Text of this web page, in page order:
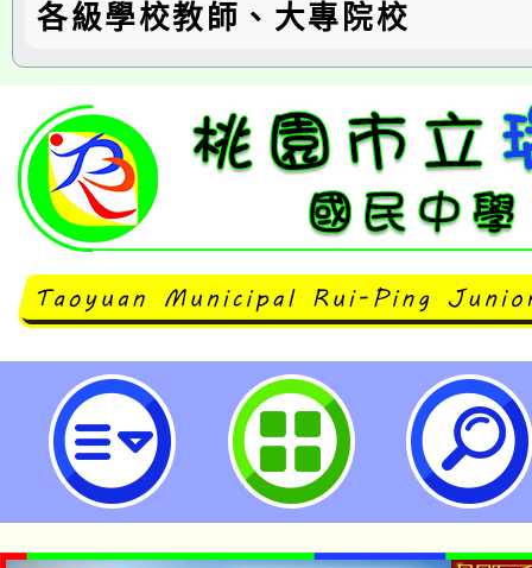
各級學校教師、大專院校
neilrpjhstyc網站設計者：徐嘉